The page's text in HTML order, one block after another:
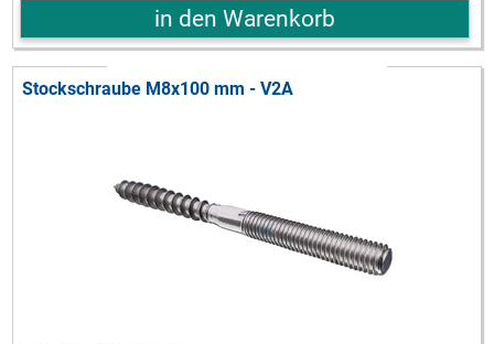
in den Warenkorb
Stockschraube M8x100 mm - V2A